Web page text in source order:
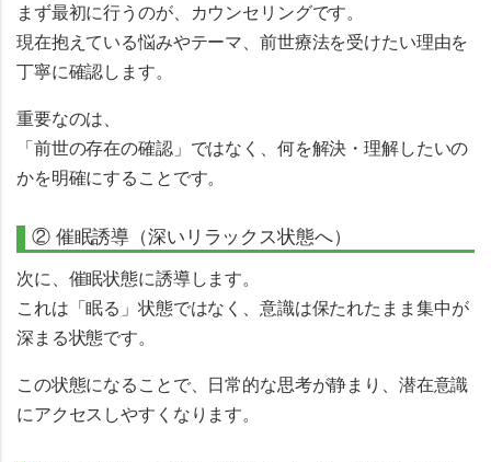
まず最初に行うのが、カウンセリングです。
現在抱えている悩みやテーマ、前世療法を受けたい理由を
丁寧に確認します。
重要なのは、
「前世の存在の確認」ではなく、何を解決・理解したいの
かを明確にすることです。
② 催眠誘導（深いリラックス状態へ）
次に、催眠状態に誘導します。
これは「眠る」状態ではなく、意識は保たれたまま集中が
深まる状態です。
この状態になることで、日常的な思考が静まり、潜在意識
にアクセスしやすくなります。